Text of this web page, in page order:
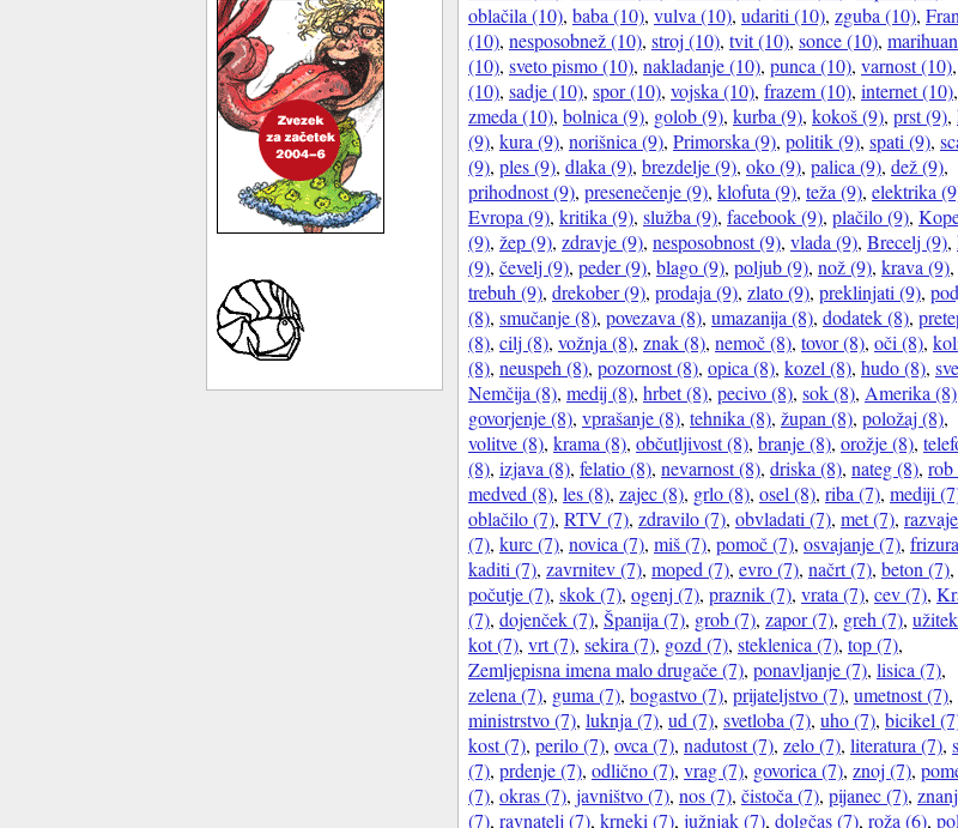
oblačila (10), baba (10), vulva (10), udariti (10), zguba (10),
(10), nesposobnež (10), stroj (10), tvit (10), sonce (10),
(10), sveto pismo (10), nakladanje (10), punca (10), varnost (10),
(10), sadje (10), spor (10), vojska (10), frazem (10), internet (10),
zmeda (10), bolnica (9), golob (9), kurba (9), kokoš (9), prst (9),
(9), kura (9), norišnica (9), Primorska (9), politik (9), spati (9),
(9), ples (9), dlaka (9), brezdelje (9), oko (9), palica (9), dež (9),
prihodnost (9), presenečenje (9), klofuta (9), teža (9), elektrika
Evropa (9), kritika (9), služba (9), facebook (9), plačilo (9),
(9), žep (9), zdravje (9), nesposobnost (9), vlada (9), Brecelj (9),
(9), čevelj (9), peder (9), blago (9), poljub (9), nož (9), krava (9),
trebuh (9), drekober (9), prodaja (9), zlato (9), preklinjati (9),
(8), smučanje (8), povezava (8), umazanija (8), dodatek (8),
(8), cilj (8), vožnja (8), znak (8), nemoč (8), tovor (8), oči (8),
(8), neuspeh (8), pozornost (8), opica (8), kozel (8), hudo (8),
Nemčija (8), medij (8), hrbet (8), pecivo (8), sok (8), Amerika (8)
govorjenje (8), vprašanje (8), tehnika (8), župan (8), položaj (8),
volitve (8), krama (8), občutljivost (8), branje (8), orožje (8),
(8), izjava (8), felatio (8), nevarnost (8), driska (8), nateg (8), rob
medved (8), les (8), zajec (8), grlo (8), osel (8), riba (7), mediji
oblačilo (7), RTV (7), zdravilo (7), obvladati (7), met (7),
(7), kurc (7), novica (7), miš (7), pomoč (7), osvajanje (7),
kaditi (7), zavrnitev (7), moped (7), evro (7), načrt (7), beton (7),
počutje (7), skok (7), ogenj (7), praznik (7), vrata (7), cev (7),
(7), dojenček (7), Španija (7), grob (7), zapor (7), greh (7),
kot (7), vrt (7), sekira (7), gozd (7), steklenica (7), top (7),
Zemljepisna imena malo drugače (7), ponavljanje (7), lisica (7),
zelena (7), guma (7), bogastvo (7), prijateljstvo (7), umetnost (7),
ministrstvo (7), luknja (7), ud (7), svetloba (7), uho (7), bicikel
kost (7), perilo (7), ovca (7), nadutost (7), zelo (7), literatura (7),
(7), prdenje (7), odlično (7), vrag (7), govorica (7), znoj (7),
(7), okras (7), javništvo (7), nos (7), čistoča (7), pijanec (7),
(7), ravnatelj (7), krneki (7), južnjak (7), dolgčas (7), roža (6),